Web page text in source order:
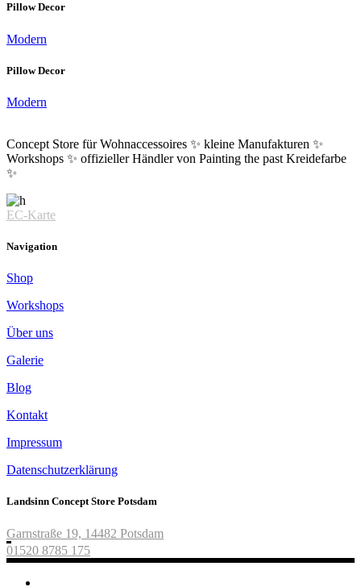
Pillow Decor
Modern
Pillow Decor
Modern
Concept Store für Wohnaccessoires ✨ kleine Manufakturen ✨
Workshops ✨ offizieller Händler von Painting the past Kreidefarbe
✨
EC-Karte
Navigation
Shop
Workshops
Über uns
Galerie
Blog
Kontakt
Impressum
Datenschutzerklärung
Landsinn Concept Store Potsdam
Garnstraße 19, 14482 Potsdam
01520 8785 175